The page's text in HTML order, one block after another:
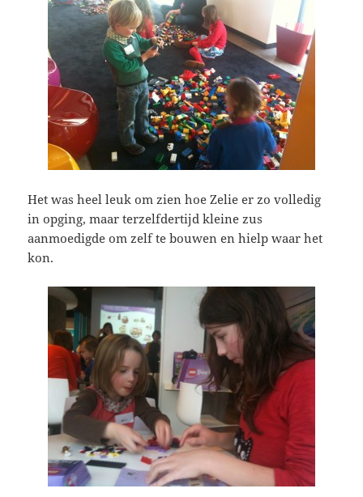
Het was heel leuk om zien hoe Zelie er zo volledig
in opging, maar terzelfdertijd kleine zus
aanmoedigde om zelf te bouwen en hielp waar het
kon.